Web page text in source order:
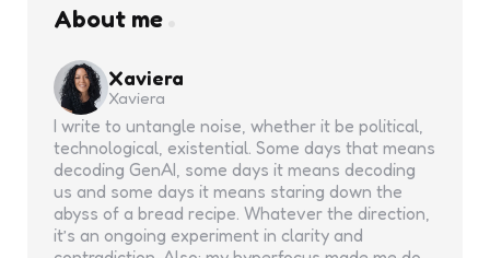
About me
Xaviera
Xaviera
I write to untangle noise, whether it be political,
technological, existential. Some days that means
decoding GenAI, some days it means decoding
us and some days it means staring down the
abyss of a bread recipe. Whatever the direction,
it’s an ongoing experiment in clarity and